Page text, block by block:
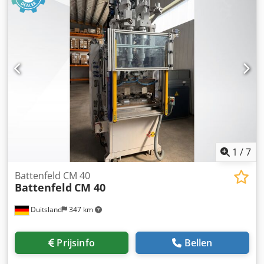
1.575 bar Afstand tussen de stijlen: 370 x 420 mm
Minimale hoogte voor de inbouw van gereedschap: 200
mm Dodpfxozpwrgj Ai Nokr Maximale openingsweg: 300
mm Gewicht van de machine: 3 * ca. 5.500 kg Afmetingen
van de machine: ca. 2.917 x 1.423 x 3.643 mm
Documentatie en technische gegevens zijn aanwezig Staat:
gebruikt Demontage en afhalen dienen door de koper te
worden uitgevoerd Leveringsomvang: (zie afbeelding)
(Wijzigingen en vergissingen in de technische gegevens
zijn voorbehouden!) Mocht u verdere vragen hebben, dan
beantwoorden wij deze graag telefonisch.
1 /7
Duitsland 347 km
Battenfeld CM 40
Battenfeld CM 40
Prijsinfo Bellen